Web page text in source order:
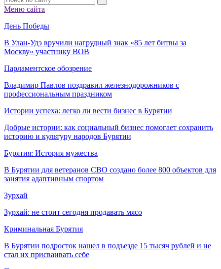
Меню сайта
День Победы
В Улан-Удэ вручили нагрудный знак «85 лет битвы за
Москву» участнику ВОВ
Парламентское обозрение
Владимир Павлов поздравил железнодорожников с
профессиональным праздником
Истории успеха: легко ли вести бизнес в Бурятии
Добрые истории: как социальный бизнес помогает сохранить
историю и культуру народов Бурятии
Бурятия: История мужества
В Бурятии для ветеранов СВО создано более 800 объектов для
занятия адаптивным спортом
Зурхай
Зурхай: не стоит сегодня продавать мясо
Криминальная Бурятия
В Бурятии подросток нашел в подъезде 15 тысяч рублей и не
стал их присваивать себе